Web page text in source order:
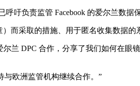
负责监管 Facebook 的爱尔兰数据保
采取的措施、用于匿名收集数据的
兰 DPC 合作，分享了我们如何在眼
欧洲监管机构继续合作。”